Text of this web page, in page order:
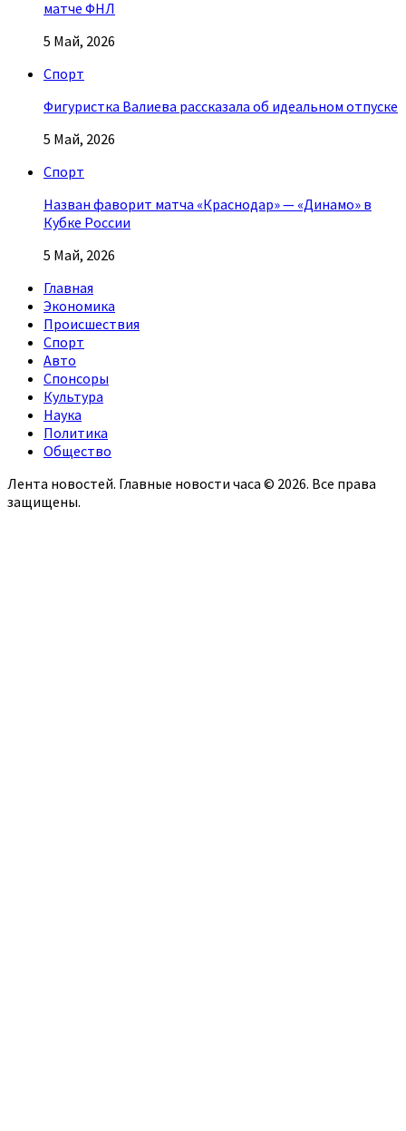
матче ФНЛ
5 Май, 2026
Спорт
Фигуристка Валиева рассказала об идеальном отпуске
5 Май, 2026
Спорт
Назван фаворит матча «Краснодар» — «Динамо» в
Кубке России
5 Май, 2026
Главная
Экономика
Происшествия
Спорт
Авто
Спонсоры
Культура
Наука
Политика
Общество
Лента новостей. Главные новости часа © 2026. Все права
защищены.